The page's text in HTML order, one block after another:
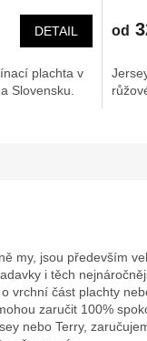
DETAIL
plachta v
Slovensku.
od
my, jsou především
i těch
vrchní část plachty
zaručit 100%
nebo Terry,